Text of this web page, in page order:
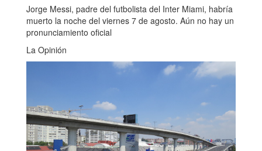
Jorge Messi, padre del futbolista del Inter Miami, habría
muerto la noche del viernes 7 de agosto. Aún no hay un
pronunciamiento oficial
La Opinión